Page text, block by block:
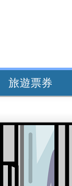
旅遊票券